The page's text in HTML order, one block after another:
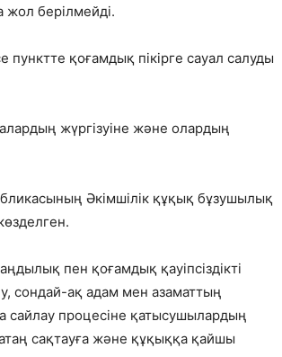
жол берілмейдi.
пунктте қоғамдық пiкiрге сауал салуды
жүргізуіне және олардың
Әкімшілік құқық бұзушылық
пен қоғамдық қауіпсіздікті
сондай-ақ адам мен азаматтың
сайлау процесіне қатысушылардың
сақтауға және құқыққа қайшы